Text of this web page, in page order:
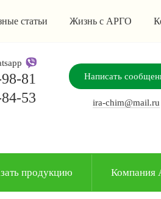
статьи Жизнь с АРГО
81
53
Написать
ira-chim@mail.ru
продукцию Компания